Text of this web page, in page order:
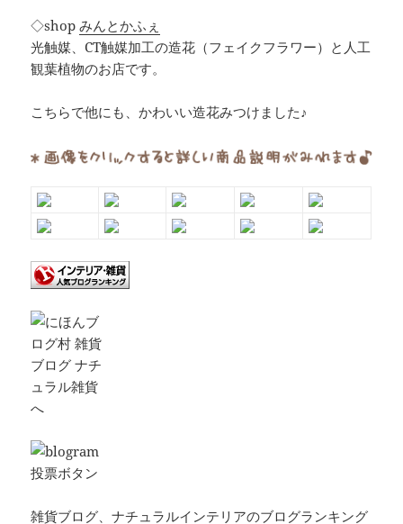
◇shopみんとかふぇ
光触媒、CT触媒加工の造花（フェイクフラワー）と人工
観葉植物のお店です。
こちらで他にも、かわいい造花みつけました♪
雑貨ブログ、ナチュラルインテリアのブログランキング